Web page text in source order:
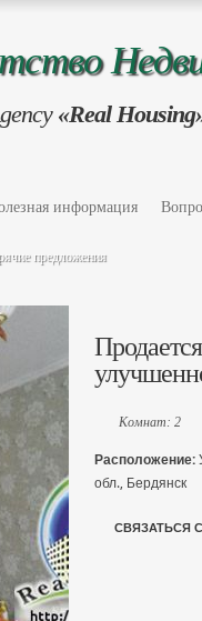
«Real
информация
предложения
Комнат: 2
Расположение:
обл., Бердянск
СВЯЗАТЬСЯ